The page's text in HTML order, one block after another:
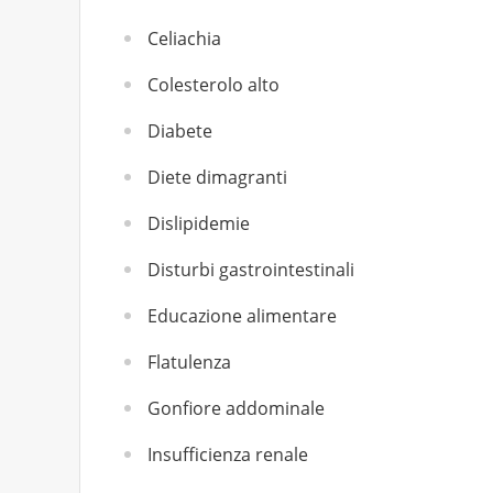
Celiachia
Colesterolo alto
Diabete
Diete dimagranti
Dislipidemie
Disturbi gastrointestinali
Educazione alimentare
Flatulenza
Gonfiore addominale
Insufficienza renale